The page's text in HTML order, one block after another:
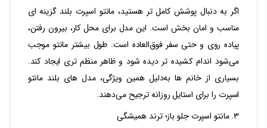
اگر به دنبال پوشش کامل‌ تر هستید، مانتو اسپرت بلند گزینه‌ ای
مناسب و امان‌ بخش است. این مدل برای محل کار، بیرون رفتن،
پیاده‌ روی و حتی سفر فوق‌العاده است. طول بیشتر مانتو موجب
می‌شود اندام کشیده‌ تر دیده شود و ظاهر منظم‌ تری ایجاد کند.
بسیاری از خانم‌ ها به‌دلیل همین ویژگی، مدل‌ های بلند مانتو
اسپرت را برای استایل روزانه ترجیح می‌دهند.
۳. مانتو اسپرت جلو باز؛ ترند همیشگی